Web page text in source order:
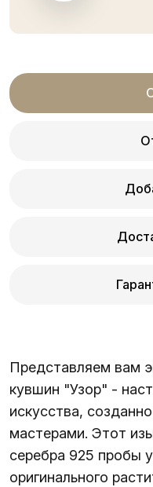
Представляем вам
кувшин "Узор" -
искусства,
мастерами. Этот
серебра 925 пробы
оригинального